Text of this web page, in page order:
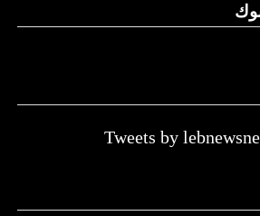
Tweets by